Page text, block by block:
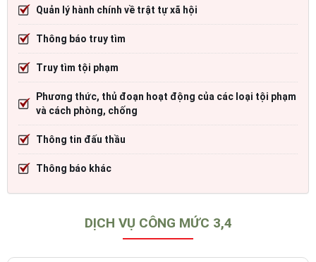
Quản lý hành chính về trật tự xã hội
Thông báo truy tìm
Truy tìm tội phạm
Phương thức, thủ đoạn hoạt động của các loại tội phạm
và cách phòng, chống
Thông tin đấu thầu
Thông báo khác
DỊCH VỤ CÔNG MỨC 3,4